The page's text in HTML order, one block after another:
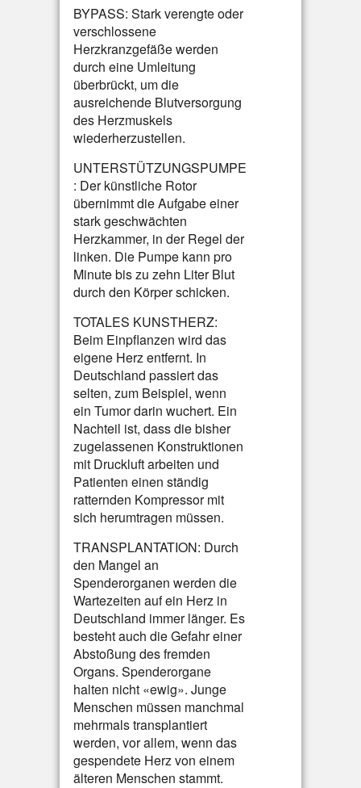
BYPASS: Stark verengte oder
verschlossene
Herzkranzgefäße werden
durch eine Umleitung
überbrückt, um die
ausreichende Blutversorgung
des Herzmuskels
wiederherzustellen.
UNTERSTÜTZUNGSPUMPE
: Der künstliche Rotor
übernimmt die Aufgabe einer
stark geschwächten
Herzkammer, in der Regel der
linken. Die Pumpe kann pro
Minute bis zu zehn Liter Blut
durch den Körper schicken.
TOTALES KUNSTHERZ:
Beim Einpflanzen wird das
eigene Herz entfernt. In
Deutschland passiert das
selten, zum Beispiel, wenn
ein Tumor darin wuchert. Ein
Nachteil ist, dass die bisher
zugelassenen Konstruktionen
mit Druckluft arbeiten und
Patienten einen ständig
ratternden Kompressor mit
sich herumtragen müssen.
TRANSPLANTATION: Durch
den Mangel an
Spenderorganen werden die
Wartezeiten auf ein Herz in
Deutschland immer länger. Es
besteht auch die Gefahr einer
Abstoßung des fremden
Organs. Spenderorgane
halten nicht «ewig». Junge
Menschen müssen manchmal
mehrmals transplantiert
werden, vor allem, wenn das
gespendete Herz von einem
älteren Menschen stammt.